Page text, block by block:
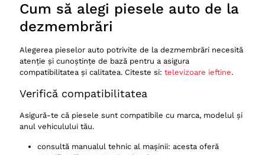
Cum să alegi piesele auto de la
dezmembrări
Alegerea pieselor auto potrivite de la dezmembrări necesită
atenție și cunoștințe de bază pentru a asigura
compatibilitatea și calitatea. Citeste si: televizoare ieftine.
Verifică compatibilitatea
Asigură-te că piesele sunt compatibile cu marca, modelul și
anul vehiculului tău.
consultă manualul tehnic al mașinii: acesta oferă